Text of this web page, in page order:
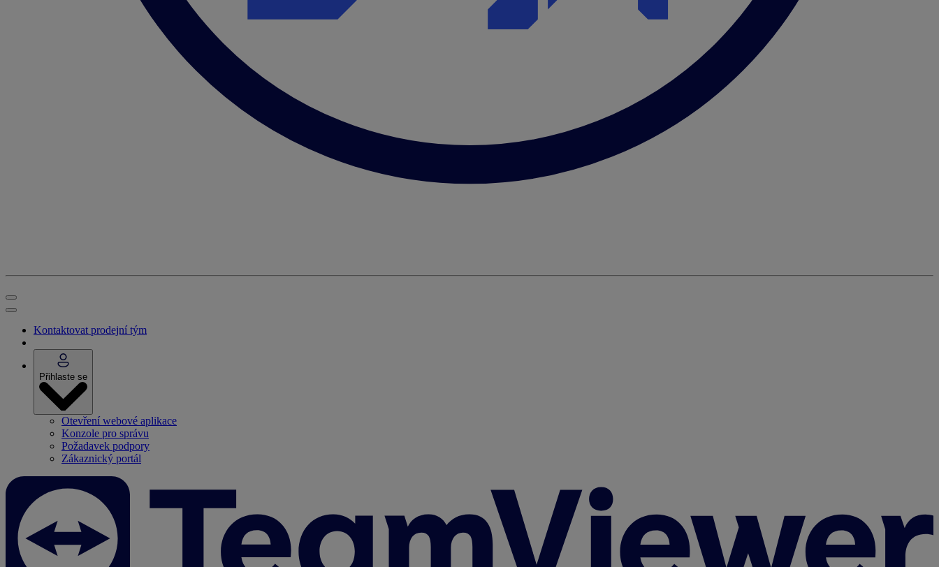
Kontaktovat prodejní tým
Přihlaste se
Otevření webové aplikace
Konzole pro správu
Požadavek podpory
Zákaznický portál